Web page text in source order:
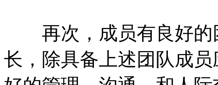
再次，成员有良好的
长，除具备上述团队成